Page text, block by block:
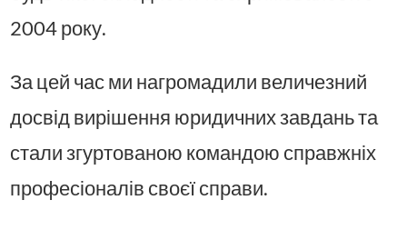
2004 року.
За цей час ми нагромадили величезний
досвід вирішення юридичних завдань та
стали згуртованою командою справжніх
професіоналів своєї справи.